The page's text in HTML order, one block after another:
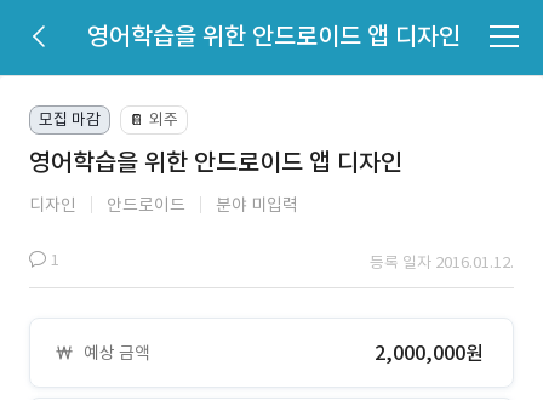
영어학습을 위한 안드로이드 앱 디자인
모집 마감 📔 외주
영어학습을 위한 안드로이드 앱 디자인
디자인 안드로이드 분야 미입력
1 등록 일자 2016.01.12.
예상 금액 2,000,000원